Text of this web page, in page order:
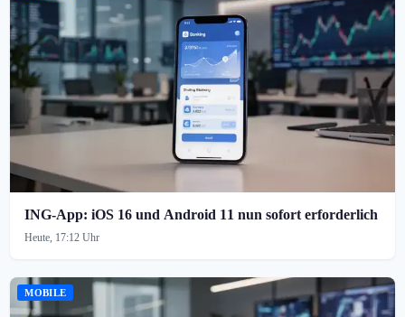
ING-App: iOS 16 und Android 11 nun sofort erforderlich
Heute, 17:12 Uhr
MOBILE